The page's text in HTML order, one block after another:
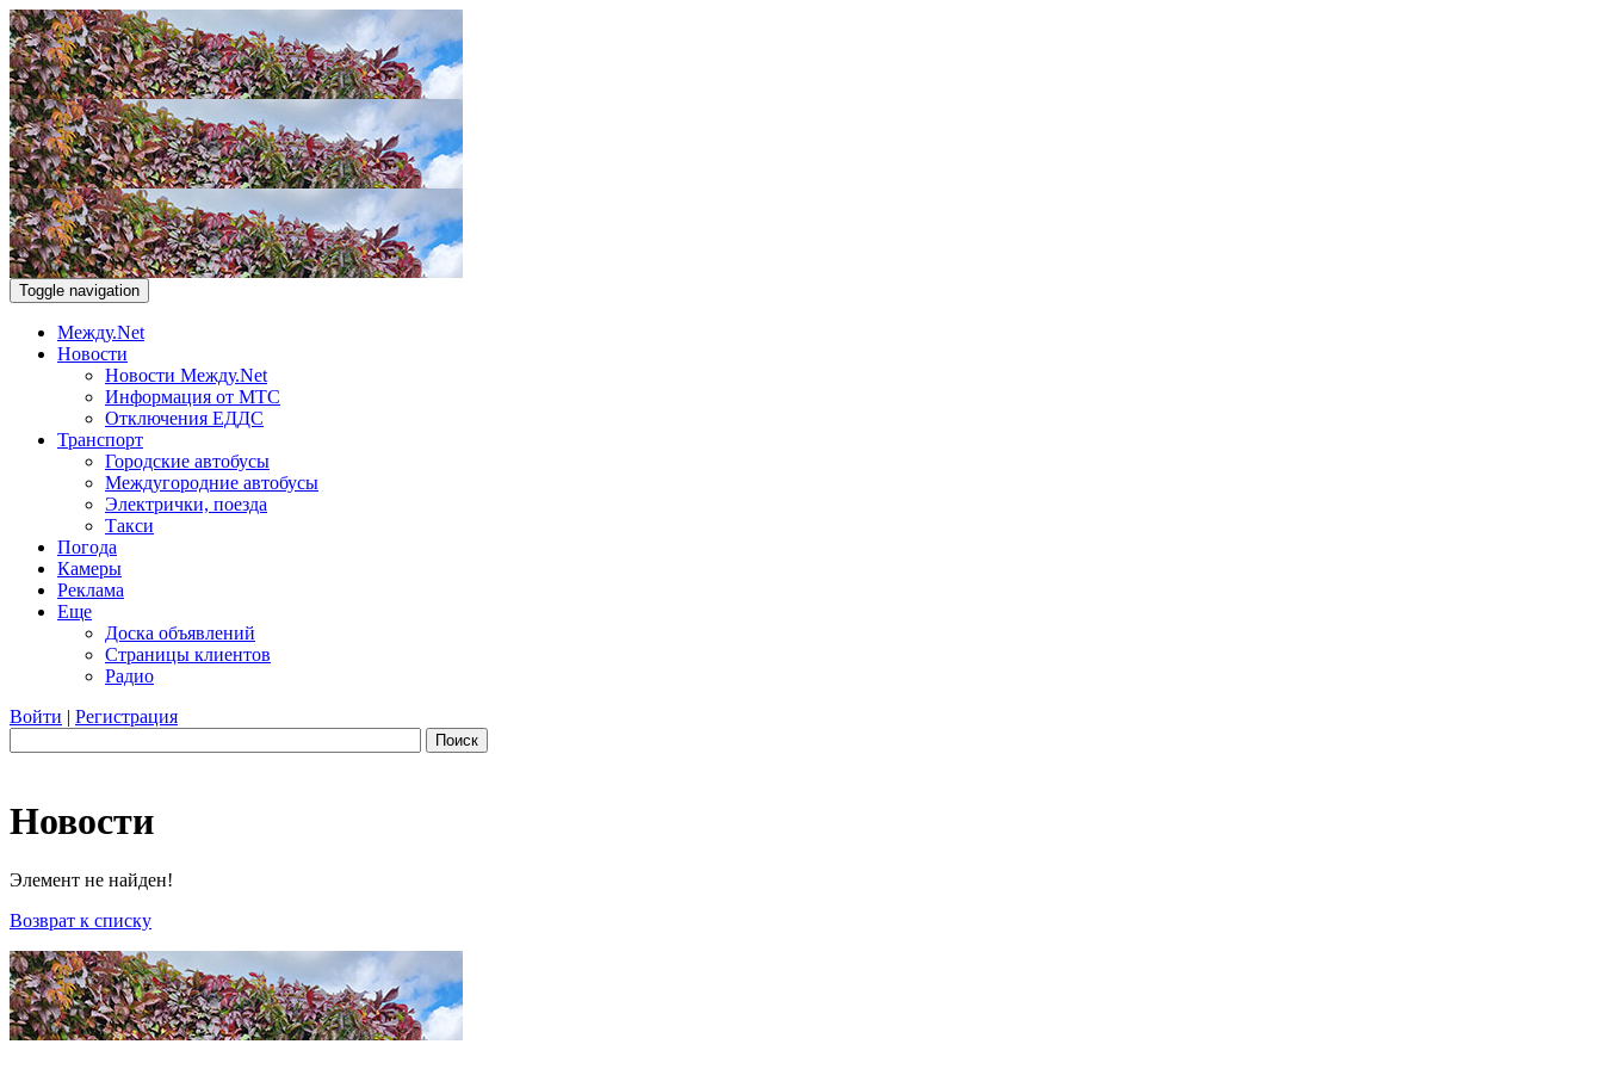
Toggle navigation
Между.Net
Новости
Новости Между.Net
Информация от МТС
Отключения ЕДДС
Транспорт
Городские автобусы
Междугородние автобусы
Электрички, поезда
Такси
Погода
Камеры
Реклама
Еще
Доска объявлений
Страницы клиентов
Радио
Войти | Регистрация
Поиск
Новости
Элемент не найден!
Возврат к списку